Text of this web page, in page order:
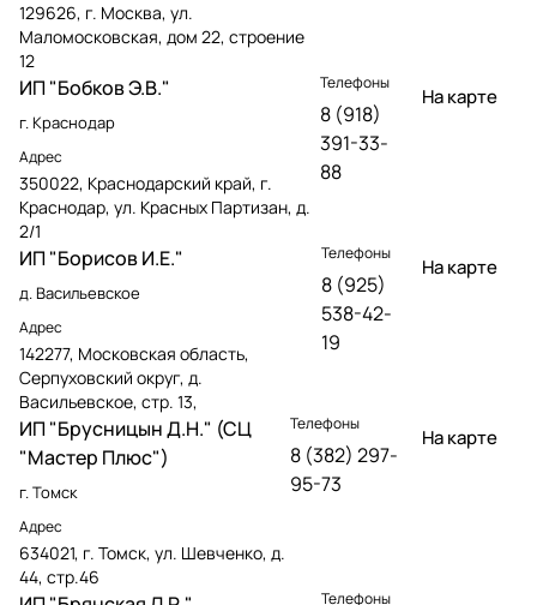
129626, г. Москва, ул.
Маломосковская, дом 22, строение
12
ИП "Бобков Э.В."
г. Краснодар
Адрес
350022, Краснодарский край, г.
Краснодар, ул. Красных Партизан, д.
2/1
Телефоны
8 (918)
391-33-
88
На карте
ИП "Борисов И.Е."
д. Васильевское
Адрес
142277, Московская область,
Серпуховский округ, д.
Васильевское, стр. 13,
Телефоны
8 (925)
538-42-
19
На карте
ИП "Брусницын Д.Н." (СЦ
"Мастер Плюс")
г. Томск
Адрес
634021, г. Томск, ул. Шевченко, д.
44, стр.46
Телефоны
8 (382) 297-
95-73
На карте
Телефоны